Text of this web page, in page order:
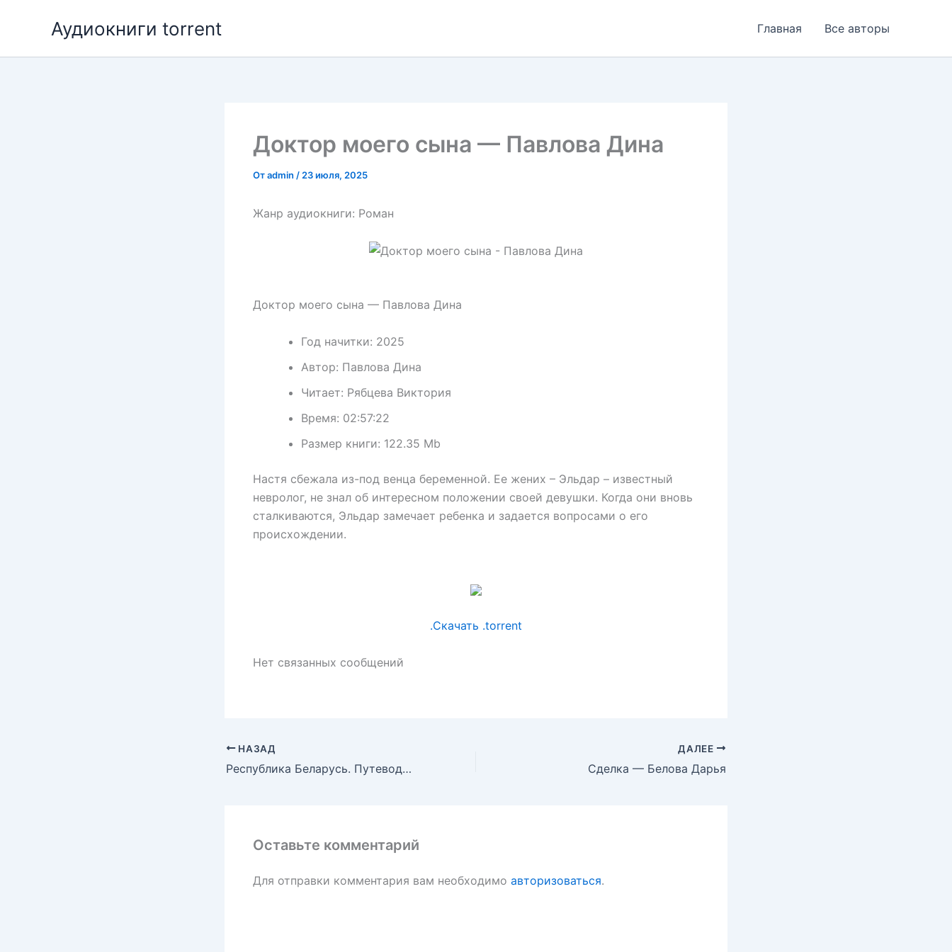
Аудиокниги torrent Главная Все авторы
Доктор моего сына — Павлова Дина
Отadmin / 23 июля, 2025
Жанр аудиокниги: Роман
Доктор моего сына — Павлова Дина
Год начитки: 2025
Автор: Павлова Дина
Читает: Рябцева Виктория
Время: 02:57:22
Размер книги: 122.35 Mb
Настя сбежала из-под венца беременной. Ее жених – Эльдар – известный
невролог, не знал об интересном положении своей девушки. Когда они вновь
сталкиваются, Эльдар замечает ребенка и задается вопросами о его
происхождении.
.Скачать .torrent
Нет связанных сообщений
НАЗАД
Республика Беларусь. Путеводитель для друзей — Плескачевская Инесса
ДАЛЕЕ
Сделка — Белова Дарья
Оставьте комментарий
Для отправки комментария вам необходимо авторизоваться.